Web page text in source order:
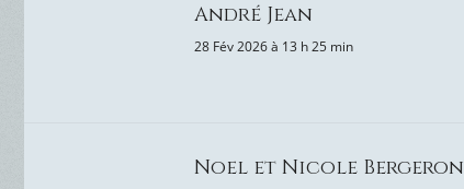
André Jean
28 Fév 2026 à 13 h 25 min
Noel et Nicole Bergeron